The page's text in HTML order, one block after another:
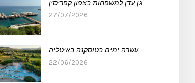
גן עדן למשפחות בצפון קפריסין
27/07/2026
עשרה ימים בטוסקנה באיטליה
22/06/2026